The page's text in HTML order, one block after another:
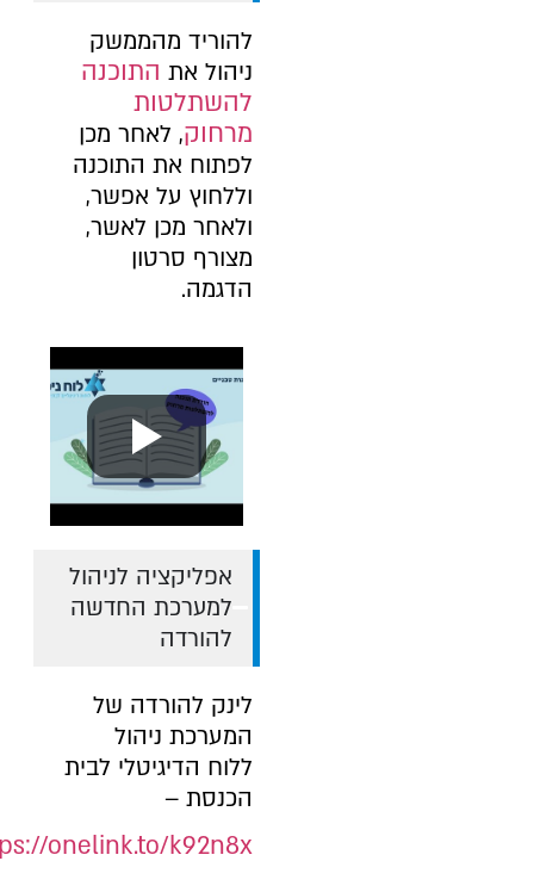
להוריד מהממשק
ניהול את התוכנה
להשתלטות
מרחוק, לאחר מכן
לפתוח את התוכנה
וללחוץ על אפשר,
ולאחר מכן לאשר,
מצורף סרטון
הדגמה.
אפליקציה לניהול
למערכת החדשה
להורדה
לינק להורדה של
המערכת ניהול
ללוח הדיגיטלי לבית
הכנסת –
onelink.to/k92n8x